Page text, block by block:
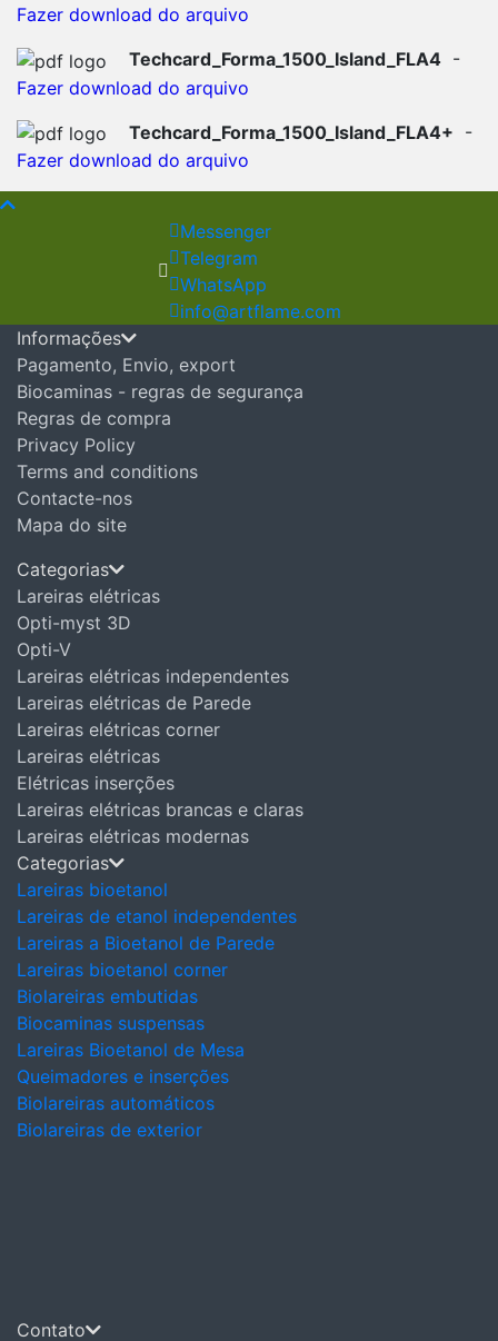
Fazer download do arquivo
Techcard_Forma_1500_Island_FLA4 -
Fazer download do arquivo
Techcard_Forma_1500_Island_FLA4+ -
Fazer download do arquivo
Messenger
Telegram
WhatsApp
info@artflame.com
Informações
Pagamento, Envio, export
Biocaminas - regras de segurança
Regras de compra
Privacy Policy
Terms and conditions
Contacte-nos
Mapa do site
Categorias
Lareiras elétricas
Opti-myst 3D
Opti-V
Lareiras elétricas independentes
Lareiras elétricas de Parede
Lareiras elétricas corner
Lareiras elétricas
Elétricas inserções
Lareiras elétricas brancas e claras
Lareiras elétricas modernas
Categorias
Lareiras bioetanol
Lareiras de etanol independentes
Lareiras a Bioetanol de Parede
Lareiras bioetanol corner
Biolareiras embutidas
Biocaminas suspensas
Lareiras Bioetanol de Mesa
Queimadores e inserções
Biolareiras automáticos
Biolareiras de exterior
Contato